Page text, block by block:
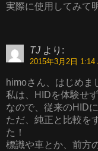
実際に使用してみて
TJ より:
2015年3月2日 1:14
himoさん、はじめま
私は、HIDを体験せ
なので、従来のHID
ただ、純正と比較を
た！
標識や車とか、前方